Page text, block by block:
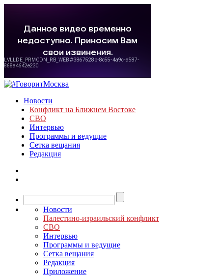
Новости
Конфликт на Ближнем Востоке
СВО
Интервью
Программы и ведущие
Сетка вещания
Редакция
Новости
Палестино-израильский конфликт
СВО
Интервью
Программы и ведущие
Сетка вещания
Редакция
Приложение